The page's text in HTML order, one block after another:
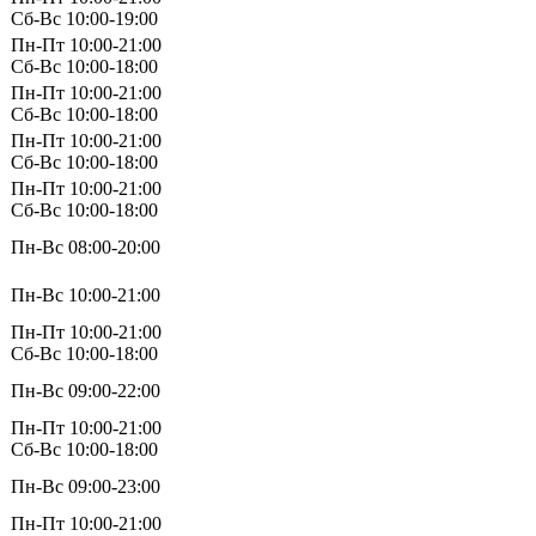
Сб-Вс 10:00-19:00
Пн-Пт 10:00-21:00
Сб-Вс 10:00-18:00
Пн-Пт 10:00-21:00
Сб-Вс 10:00-18:00
Пн-Пт 10:00-21:00
Сб-Вс 10:00-18:00
Пн-Пт 10:00-21:00
Сб-Вс 10:00-18:00
Пн-Вс 08:00-20:00
Пн-Вс 10:00-21:00
Пн-Пт 10:00-21:00
Сб-Вс 10:00-18:00
Пн-Вс 09:00-22:00
Пн-Пт 10:00-21:00
Сб-Вс 10:00-18:00
Пн-Вс 09:00-23:00
Пн-Пт 10:00-21:00